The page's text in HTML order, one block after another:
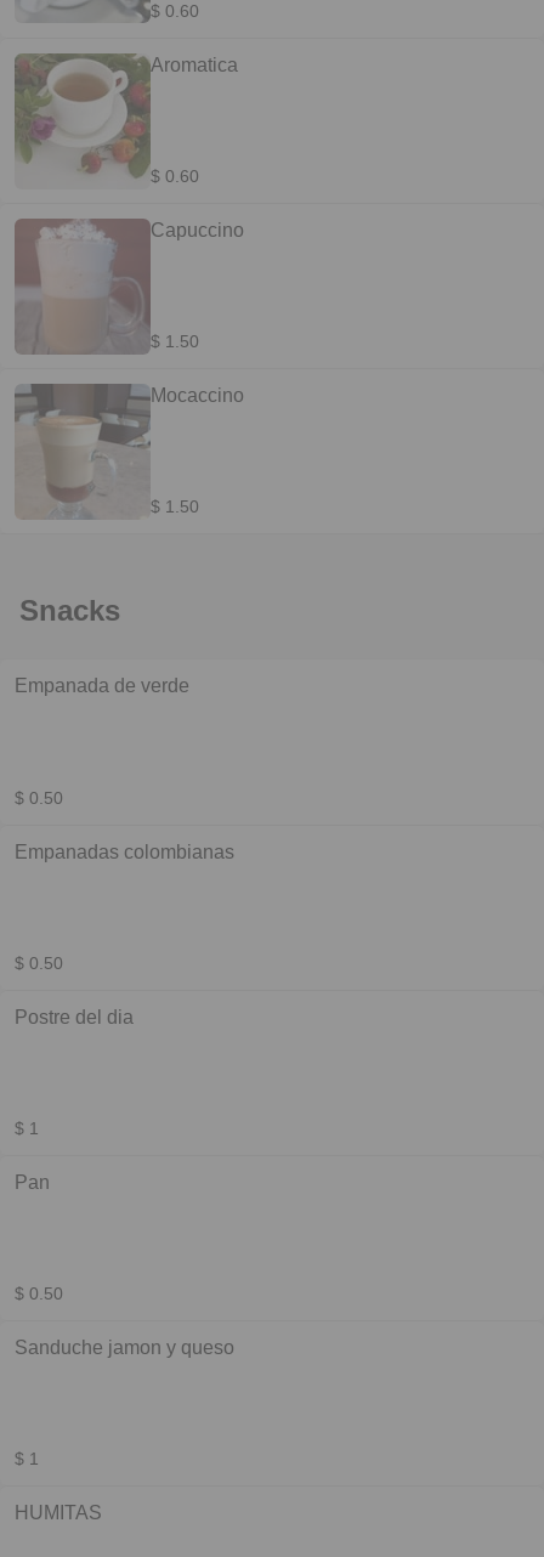
$ 0.60
Aromatica
$ 0.60
Capuccino
$ 1.50
Mocaccino
$ 1.50
Snacks
Empanada de verde
$ 0.50
Empanadas colombianas
$ 0.50
Postre del dia
$ 1
Pan
$ 0.50
Sanduche jamon y queso
$ 1
HUMITAS